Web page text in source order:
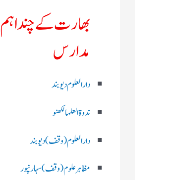
بھارت کے چند اہم
مدارس
دارالعلوم دیوبند
ندوۃالعلما لکھنو
دارالعلوم (وقف)دیوبند
مظاہرعلوم (وقف)سہارنپور